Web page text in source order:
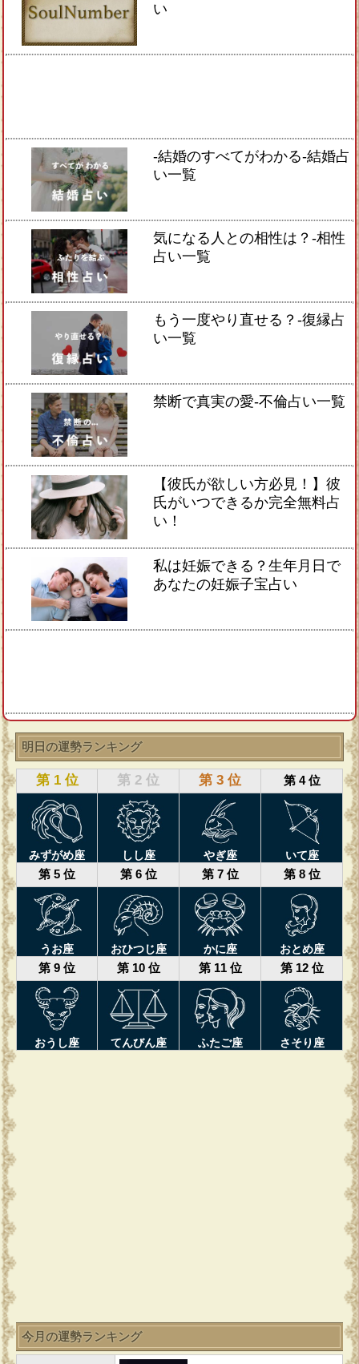
い
-結婚のすべてがわかる-結婚占
い一覧
気になる人との相性は？-相性
占い一覧
もう一度やり直せる？-復縁占
い一覧
禁断で真実の愛-不倫占い一覧
【彼氏が欲しい方必見！】彼
氏がいつできるか完全無料占
い！
私は妊娠できる？生年月日で
あなたの妊娠子宝占い
明日の運勢ランキング
第 1 位 第 2 位 第 3 位 第 4 位
みずがめ座 しし座 やぎ座 いて座
第 5 位 第 6 位 第 7 位 第 8 位
うお座 おひつじ座 かに座 おとめ座
第 9 位 第 10 位 第 11 位 第 12 位
おうし座 てんびん座 ふたご座 さそり座
今月の運勢ランキング